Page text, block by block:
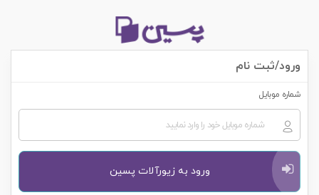
ورود/ثبت نام
شماره موبایل
ورود به زیورآلات پسین